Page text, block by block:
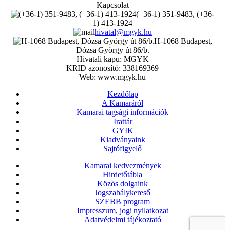
Kapcsolat
(+36-1) 351-9483, (+36-
1) 413-1924
hivatal@mgyk.hu
H-1068 Budapest,
Dózsa György út 86/b.
Hivatali kapu: MGYK
KRID azonosító: 338169369
Web: www.mgyk.hu
Kezdőlap
A Kamaráról
Kamarai tagsági információk
Irattár
GYIK
Kiadványaink
Sajtófigyelő
Kamarai kedvezmények
Hirdetőtábla
Közös dolgaink
Jogszabálykereső
SZEBB program
Impresszum, jogi nyilatkozat
Adatvédelmi tájékoztató